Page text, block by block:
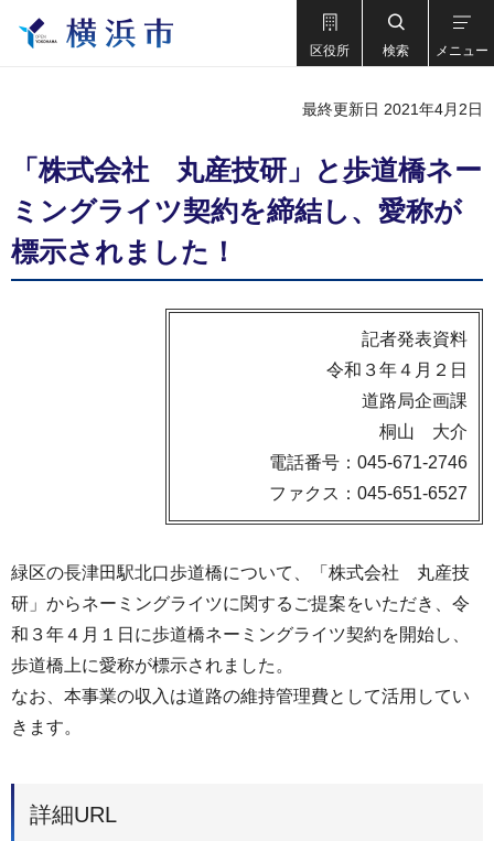
区役所 検索 メニュー
最終更新日 2021年4月2日
「株式会社 丸産技研」と歩道橋ネー
ミングライツ契約を締結し、愛称が
標示されました！
記者発表資料
令和３年４月２日
道路局企画課
桐山 大介
電話番号：045-671-2746
ファクス：045-651-6527
緑区の長津田駅北口歩道橋について、「株式会社 丸産技
研」からネーミングライツに関するご提案をいただき、令
和３年４月１日に歩道橋ネーミングライツ契約を開始し、
歩道橋上に愛称が標示されました。
なお、本事業の収入は道路の維持管理費として活用してい
きます。
詳細URL